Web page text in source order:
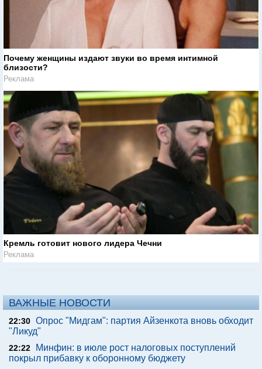
Почему женщины издают звуки во время интимной
близости?
Реклама
Кремль готовит нового лидера Чечни
Реклама
ВАЖНЫЕ НОВОСТИ
22:30 Опрос "Мидгам": партия Айзенкота вновь обходит
"Ликуд"
22:22
Минфин: в июле рост налоговых поступлений
покрыл прибавку к оборонному бюджету